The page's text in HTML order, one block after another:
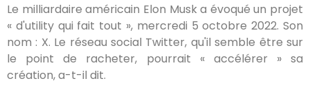
Le milliardaire américain Elon Musk a évoqué un projet
« d'utility qui fait tout », mercredi 5 octobre 2022. Son
nom : X. Le réseau social Twitter, qu'il semble être sur
le point de racheter, pourrait « accélérer » sa
création, a-t-il dit.